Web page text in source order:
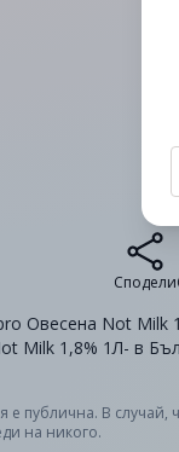
Сподели
Овесена Not Milk
Milk 1,8% 1Л- в
е публична. В
на никого.